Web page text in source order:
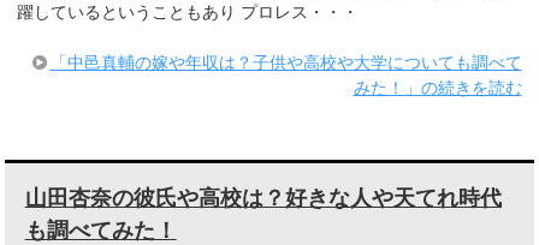
躍しているということもあり プロレス・・・
「中邑真輔の嫁や年収は？子供や高校や大学についても調べて
みた！」の続きを読む
山田杏奈の彼氏や高校は？好きな人や天てれ時代
も調べてみた！